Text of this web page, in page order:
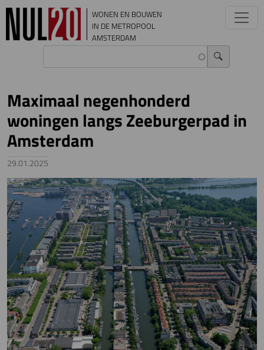
Overslaan en naar de inhoud gaan
WONEN EN BOUWEN
IN DE METROPOOL
AMSTERDAM
Maximaal negenhonderd
woningen langs Zeeburgerpad in
Amsterdam
29.01.2025
Image